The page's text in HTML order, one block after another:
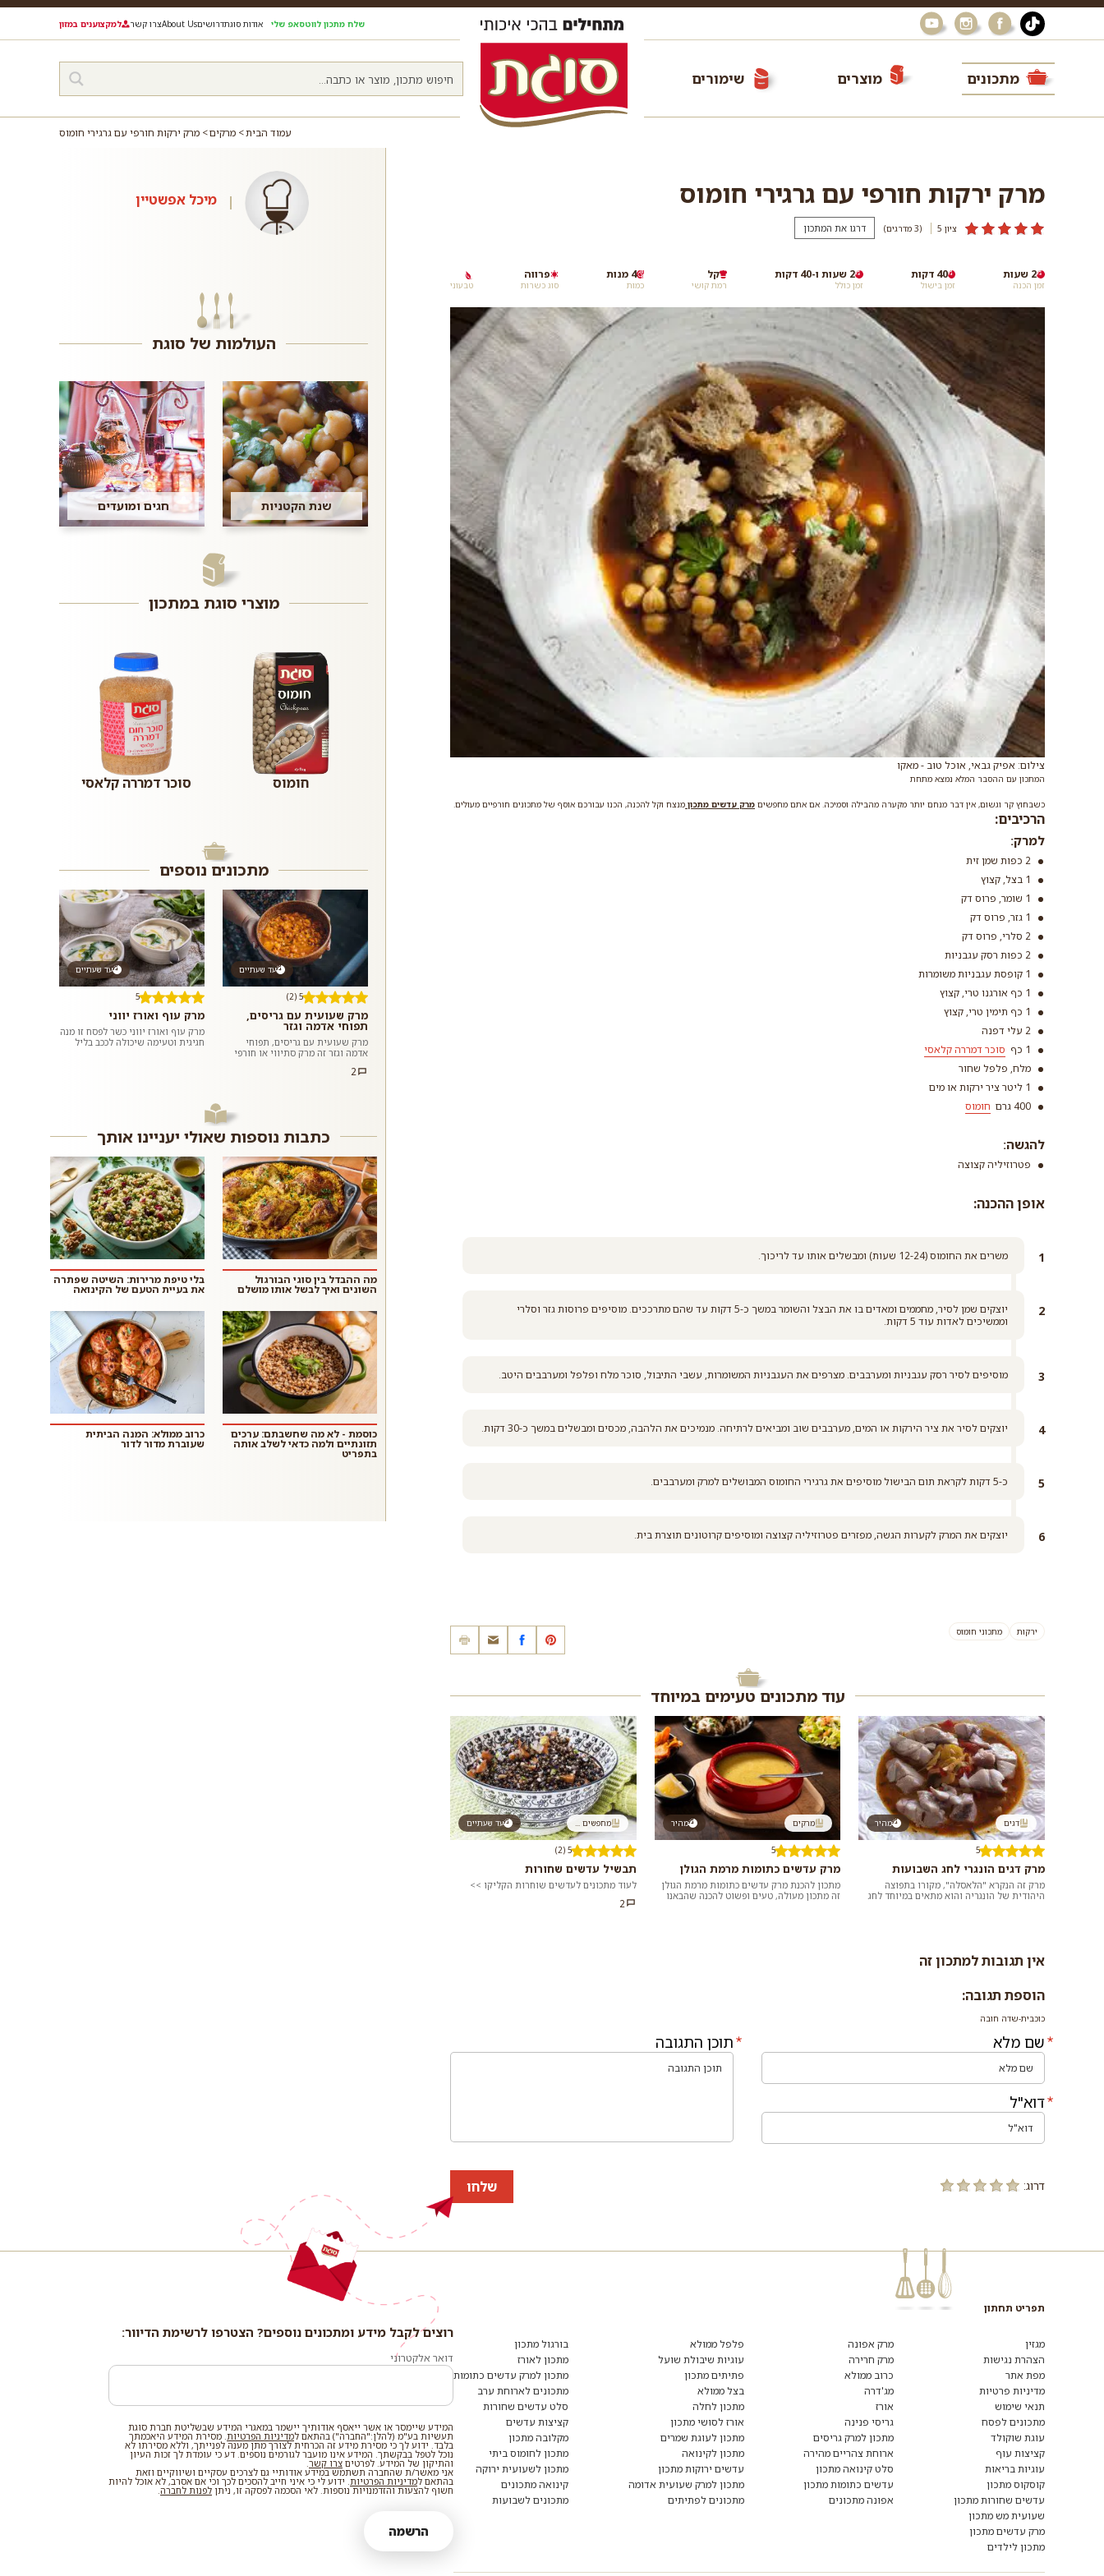
שלח מתכון לווטסאפ שלי אודות סוגתדרושיםAbout Usצרו קשר למקצוענים במזון
מתכונים מוצרים שימורים
עמוד הבית מרקים מרק ירקות חורפי עם גרגירי חומוס
מרק ירקות חורפי עם גרגירי חומוס
ציון 5 (3 מדרגים) דרגו את המתכון
זמן הכנה
2 שעות
זמן בישול
40 דקות
זמן כולל
2 שעות ו-40 דקות
רמת קושי
קל
כמות
4 מנות
סוג כשרות
פרווה
טבעוני
צילום: אפיק גבאי, אוכל טוב - מאקו
המתכון עם ההסבר המלא נמצא מתחת
כשבחוץ קר וגשום, אין דבר מנחם יותר מקערה מהבילה וסמיכה. אם אתם מחפשים מרק עדשים מתכון מנצח וקל להכנה, הכנו עבורכם אוסף של מתכונים חורפיים מעולים.
הרכיבים:
למרק:
2 כפות שמן זית
1 בצל, קצוץ
1 שומר, פרוס דק
1 גזר, פרוס דק
2 סלרי, פרוס דק
2 כפות רסק עגבניות
1 קופסת עגבניות משומרות
1 כף אורגנו טרי, קצוץ
1 כף תימין טרי, קצוץ
2 עלי דפנה
1 כף
סוכר דמררה קלאסי
מלח, פלפל שחור
1 ליטר ציר ירקות או מים
400 גרם
חומוס
להגשה:
פטרוזיליה קצוצה
אופן ההכנה:
משרים את החומוס (12-24 שעות) ומבשלים אותו עד לריכוך.
יוצקים שמן לסיר, מחממים ומאדים בו את הבצל והשומר במשך כ-5 דקות עד שהם מתרככים. מוסיפים פרוסות גזר וסלרי
וממשיכים לאדות עוד 5 דקות.
מוסיפים לסיר רסק עגבניות ומערבבים. מצרפים את העגבניות המשומרות, עשבי התיבול, סוכר מלח ופלפל ומערבבים היטב.
יוצקים לסיר את ציר הירקות או המים, מערבבים שוב ומביאים לרתיחה. מנמיכים את הלהבה, מכסים ומבשלים במשך כ-30 דקות.
כ-5 דקות לקראת תום הבישול מוסיפים את גרגירי החומוס המבושלים למרק ומערבבים.
יוצקים את המרק לקערות הגשה, מפזרים פטרוזיליה קצוצה ומוסיפים קרוטונים תוצרת בית.
ירקות מתכוני חומוס
עוד מתכונים טעימים במיוחד
מהיר דגים
5
מרק דגים הונגרי לחג השבועות
מרק זה הנקרא "הלאסלה", מקורו בתפוצה
היהודית של הונגריה והוא מתאים במיוחד לחג
מהיר מרקים
5
מרק עדשים כתומות מרמת הגולן
מתכון להכנת מרק עדשים כתומות מרמת הגולן
זה מתכון מעולה, טעים ופשוט להכנה שהבאנו
עד שעתיים מחפשים ...
5 (2)
תבשיל עדשים שחורות
לעוד מתכונים לעדשים שוחרות הקליקו >>
2
אין תגובות למתכון זה
הוספת תגובה:
כוכבית-שדה חובה
שם מלא
דוא"ל
תוכן התגובה
דרוג: שלחו
מיכל אפשטיין
העולמות של סוגת
שנת הקטניות חגים ומועדים
מוצרי סוגת במתכון
חומוס סוכר דמררה קלאסי
מתכונים נוספים
עד שעתיים
5 (2)
מרק שעועית עם גריסים,
תפוחי אדמה וגזר
מרק שעועית עם גריסים, תפוחי
אדמה וגזר זה מרק סתיווי או חורפי
ומשביע בזכות שפע ועושר חומרי...
2
עד שעתיים
5
מרק עוף ואורז יווני
מרק עוף ואורז יווני כשר לפסח זו מנה
חגיגית וטעימה שיכולה לככב בליל
כתבות נוספות שאולי יעניינו אותך
מה ההבדל בין סוגי הבורגול
השונים ואיך לבשל אותו מושלם
בלי טיפת מרירות: השיטה שפתרה
את בעיית הטעם של הקינואה
כוסמת - לא מה שחשבתם: ערכים
תזונתיים ולמה כדאי לשלב אותה
בתפריט
כרוב ממולא: המנה הביתית
שעוברת מדור לדור
תפריט תחתון
מגזין
הצהרת נגישות
מפת אתר
מדיניות פרטיות
תנאי שימוש
מתכונים לפסח
עוגת שוקולד
קציצות עוף
עוגיות בריאות
קוסקוס מתכון
עדשים שחורות מתכון
שעועית מש מתכון
מרק עדשים מתכון
מתכון לילדים
מרק אפונה
מרק חרירה
כרוב ממולא
מג'דרה
אורז
גריסי פנינה
מתכון למרק גריסים
ארוחת צהריים מהירה
סלט קינואה מתכון
עדשים כתומות מתכון
אפונה מתכונים
פלפל ממולא
עוגיות שיבולת שועל
פתיתים מתכון
בצל ממולא
מתכון לחלה
אורז לסושי מתכון
מתכון לעוגת שמרים
מתכון לקינואה
עדשים ירוקות מתכון
מתכון למרק שעועית אדומה
מתכונים לפתיתים
בורגול מתכון
מתכון לאורז
מתכון למרק עדשים כתומות
מתכונים לארוחת ערב
סלט עדשים שחורות
קציצות עדשים
מקלובה מתכון
מתכון לחומוס ביתי
מתכון לשעועית ירוקה
קינואה מתכונים
מתכונים לשבועות
רוצים לקבל מידע ומתכונים נוספים? הצטרפו לרשימת הדיוור:
דואר אלקטרוני
המידע שיימסר או אשר ייאסף אודותיך יישמר במאגרי המידע שבשליטת חברת סוגת
תעשיות בע"מ (להלן:"החברה") בהתאם למדיניות הפרטיות . מסירת המידע היאכמתך
בלבד. ידוע לך כי מסירת מידע זה הכרחית לצורך מתן מענה לפנייתך, וללא מסירתו לא
נוכל לטפל בבקשתך. המידע אינו מועבר לגורמים נוספים. דע כי עומדת לך זכות העיון
והתיקון של המידע. לפרטים צרו קשר
אני מאשר/ת שהחברה תשתמש במידע אודותיי גם לצרכים עסקיים ושיווקיים וזאת
בהתאם למדיניות הפרטיות . ידוע לי כי איני חייב להסכים לכך וכי אם אסרב, לא אוכל להיות
חשוף להצעות והזדמנויות נוספות. לאי הסכמה לפסקה זו, ניתן לפנות לחברה
הרשמה